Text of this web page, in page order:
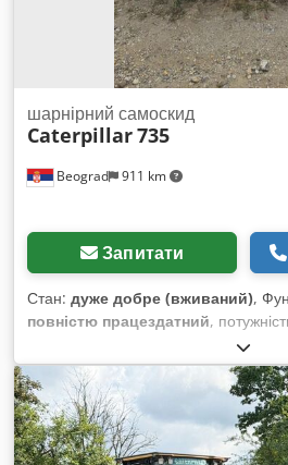
Beograd 911 km
шарнірний самоскид
Caterpillar735
Запитати
Стан: дуже добре (вживаний),
повністю працездатний,
, максимальна вага
Рік виготовлення:2007, номер
засобу:CAT00735JB1N00920,
працездатна. Dksdpfx Aqeylw